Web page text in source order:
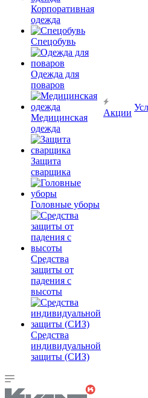
Корпоративная
одежда
Спецобувь
Одежда для
поваров
Медицинская
одежда
Защита
сварщика
Головные уборы
Средства
защиты от
падения с
высоты
Средства
индивидуальной
защиты (СИЗ)
Акции